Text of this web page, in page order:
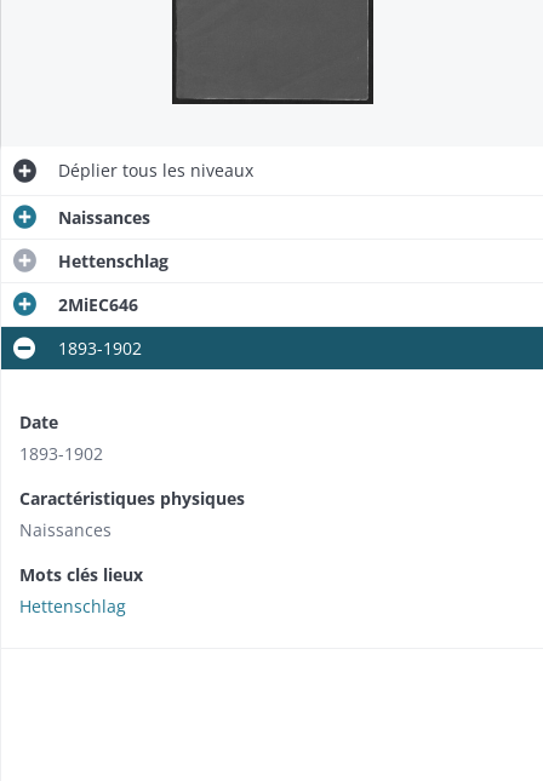
Déplier tous les niveaux
Naissances
Hettenschlag
2MiEC646
1893-1902
Date
1893-1902
Caractéristiques physiques
Naissances
Mots clés lieux
Hettenschlag